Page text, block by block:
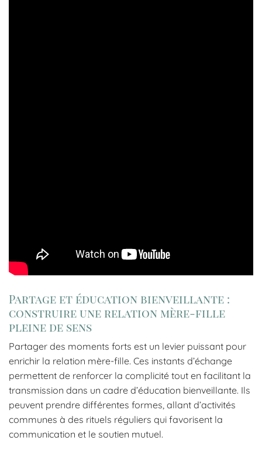
Partage et éducation bienveillante :
construire une relation mère-fille
pleine de sens
Partager des moments forts est un levier puissant pour
enrichir la relation mère-fille. Ces instants d’échange
permettent de renforcer la complicité tout en facilitant la
transmission dans un cadre d’éducation bienveillante. Ils
peuvent prendre différentes formes, allant d’activités
communes à des rituels réguliers qui favorisent la
communication et le soutien mutuel.